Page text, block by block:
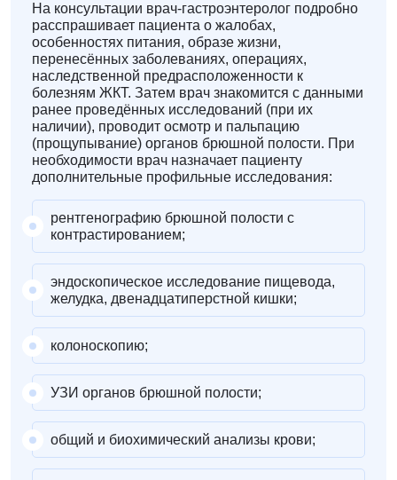
На консультации врач-гастроэнтеролог подробно
расспрашивает пациента о жалобах,
особенностях питания, образе жизни,
перенесённых заболеваниях, операциях,
наследственной предрасположенности к
болезням ЖКТ. Затем врач знакомится с данными
ранее проведённых исследований (при их
наличии), проводит осмотр и пальпацию
(прощупывание) органов брюшной полости. При
необходимости врач назначает пациенту
дополнительные профильные исследования:
рентгенографию брюшной полости с
контрастированием;
эндоскопическое исследование пищевода,
желудка, двенадцатиперстной кишки;
колоноскопию;
УЗИ органов брюшной полости;
общий и биохимический анализы крови;